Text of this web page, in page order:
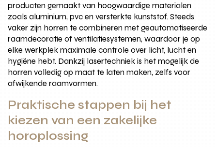
producten gemaakt van hoogwaardige materialen
zoals aluminium, pvc en versterkte kunststof. Steeds
vaker zijn horren te combineren met geautomatiseerde
raamdecoratie of ventilatiesystemen, waardoor je op
elke werkplek maximale controle over licht, lucht en
hygiëne hebt. Dankzij lasertechniek is het mogelijk de
horren volledig op maat te laten maken, zelfs voor
afwijkende raamvormen.
Praktische stappen bij het
kiezen van een zakelijke
horoplossing